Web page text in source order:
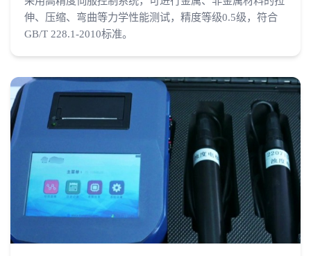
伸、压缩、弯曲等力学性能测试，精度等级0.5级，符合
GB/T 228.1-2010标准。